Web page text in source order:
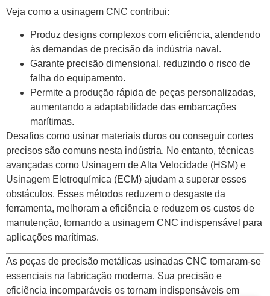
Veja como a usinagem CNC contribui:
Produz designs complexos com eficiência, atendendo
às demandas de precisão da indústria naval.
Garante precisão dimensional, reduzindo o risco de
falha do equipamento.
Permite a produção rápida de peças personalizadas,
aumentando a adaptabilidade das embarcações
marítimas.
Desafios como usinar materiais duros ou conseguir cortes
precisos são comuns nesta indústria. No entanto, técnicas
avançadas como Usinagem de Alta Velocidade (HSM) e
Usinagem Eletroquímica (ECM) ajudam a superar esses
obstáculos. Esses métodos reduzem o desgaste da
ferramenta, melhoram a eficiência e reduzem os custos de
manutenção, tornando a usinagem CNC indispensável para
aplicações marítimas.
As peças de precisão metálicas usinadas CNC tornaram-se
essenciais na fabricação moderna. Sua precisão e
eficiência incomparáveis ​​os tornam indispensáveis ​​em